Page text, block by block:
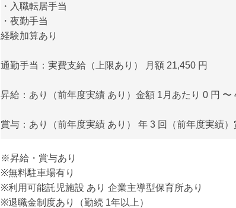
・入職転居手当
・夜勤手当
経験加算あり
通勤手当：実費支給（上限あり） 月額 21,450 円
昇給：あり（前年度実績 あり）金額 1月あたり 0 円 〜
賞与：あり（前年度実績 あり） 年 3 回（前年度実績
※昇給・賞与あり
※無料駐車場有り
※利用可能託児施設 あり 企業主導型保育所あり
※退職金制度あり（勤続 1年以上）